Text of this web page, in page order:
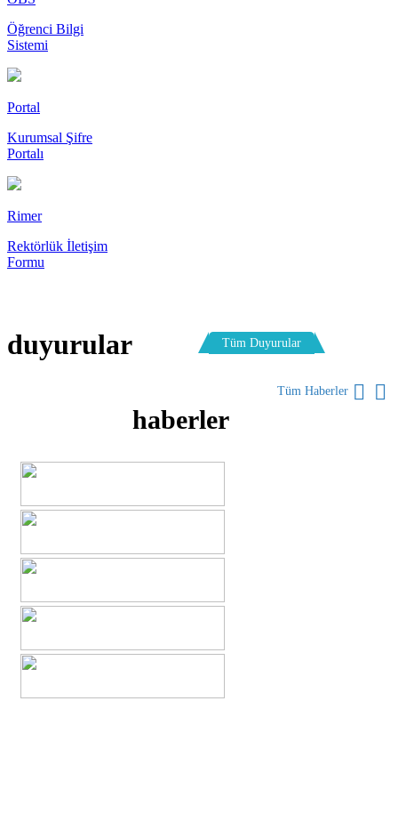
Öğrenci Bilgi
Sistemi
Portal
Kurumsal Şifre
Portalı
Rimer
Rektörlük İletişim
Formu
duyurular Tüm Duyurular
haberler
Tüm Haberler